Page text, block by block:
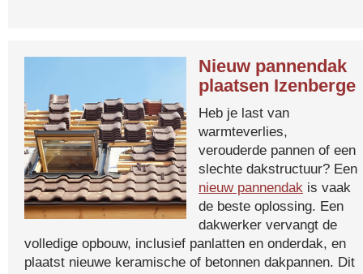
Nieuw pannendak
plaatsen Izenberge
Heb je last van
warmteverlies,
verouderde pannen of een
slechte dakstructuur? Een
nieuw pannendak is vaak
de beste oplossing. Een
dakwerker vervangt de
volledige opbouw, inclusief panlatten en onderdak, en
plaatst nieuwe keramische of betonnen dakpannen. Dit